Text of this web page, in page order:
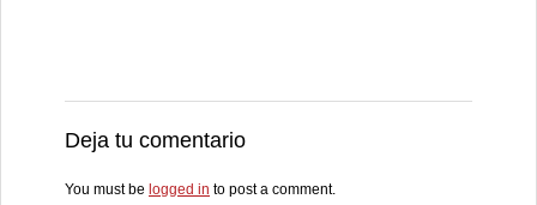
Deja tu comentario
You must be logged in to post a comment.